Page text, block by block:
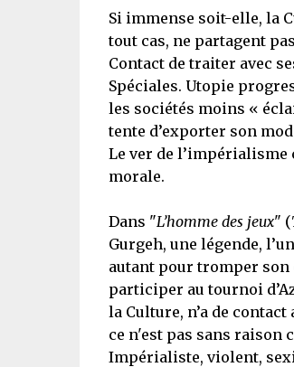
Si immense soit-elle, la
tout cas, ne partagent
Contact de traiter avec
Spéciales. Utopie
les sociétés moins «
tente d’exporter son
Le ver de l’impérialisme
morale.
Dans "L’homme des jeux" (
Gurgeh, une légende,
autant pour tromper son
participer au tournoi
la Culture, n’a de
ce n'est pas sans raison
Impérialiste, violent,